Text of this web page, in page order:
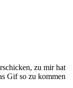
zu mir hat
Gif so zu kommen